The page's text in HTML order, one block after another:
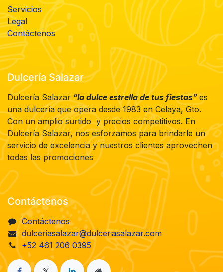
Servicios
Legal
Contáctenos
Dulcería Salazar
Dulcería Salazar “la dulce estrella de tus fiestas”es
una dulcería que opera desde 1983 en Celaya, Gto.
Con un amplio surtido y precios competitivos. En
Dulcería Salazar, nos esforzamos para brindarle un
servicio de excelencia y nuestros clientes aprovechen
todas las promociones
Contáctenos
Contáctenos
dulceriasalazar@dulceriasalazar.com
+52 461 206 0395